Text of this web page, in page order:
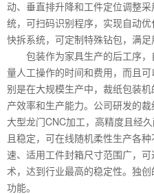
动、垂直排升降和工件定位调整
统，可扫码识别程序，实现自动
快拆系统，可定制特殊钻包，满足
包装作为家具生产的后工序，
量人工操作的时间和费用，而且
别是在大规模生产中，裁纸包装
产效率和生产能力。公司研发的
大型龙门CNC加工，高精度且经
且稳定，可在线随机柔性生产各
速、适用工件封箱尺寸范围广，
术，达到行业最高的稳定性。独
功能。